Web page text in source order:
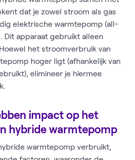
dat je zowel stroom als gas
elektrische warmtepomp (all-
Dit apparaat gebruikt alleen
het stroomverbruik van
hoger ligt (afhankelijk van
elimineer je hiermee
impact op het
hybride warmtepomp
warmtepomp verbruikt,